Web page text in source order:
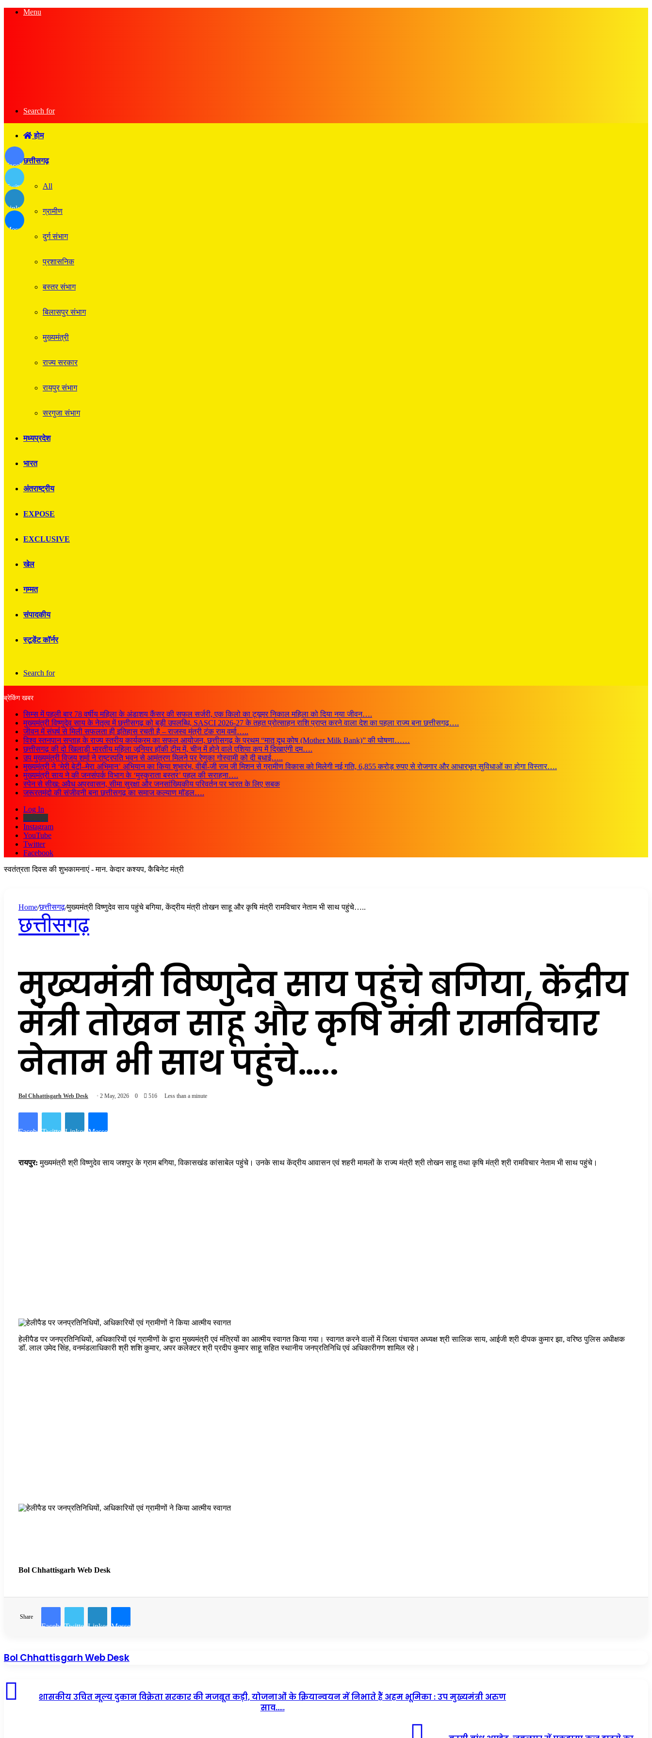
Menu
Search for
होम
छत्तीसगढ़
All
ग्रामीण
दुर्ग संभाग
प्रशासनिक
बस्तर संभाग
बिलासपुर संभाग
मुख्यमंत्री
राज्य सरकार
रायपुर संभाग
सरगुजा संभाग
मध्यप्रदेश
भारत
अंतराष्ट्रीय
EXPOSE
EXCLUSIVE
खेल
गम्मत
संपादकीय
स्टूडेंट कॉर्नर
Search for
ब्रेकिंग खबर
सिम्स में पहली बार 78 वर्षीय महिला के अंडाशय कैंसर की सफल सर्जरी, एक किलो का ट्यूमर निकाल महिला को दिया नया जीवन….
मुख्यमंत्री विष्णुदेव साय के नेतृत्व में छत्तीसगढ़ को बड़ी उपलब्धि, SASCI 2026-27 के तहत प्रोत्साहन राशि प्राप्त करने वाला देश का पहला राज्य बना छत्तीसगढ़….
जीवन में संघर्ष से मिली सफलता ही इतिहास रचती है – राजस्व मंत्री टंक राम वर्मा…..
विश्व स्तनपान सप्ताह के राज्य स्तरीय कार्यक्रम का सफल आयोजन, छत्तीसगढ़ के प्रथम “मातृ दूध कोष (Mother Milk Bank)” की घोषणा……
छत्तीसगढ़ की दो खिलाड़ी भारतीय महिला जूनियर हॉकी टीम में, चीन में होने वाले एशिया कप में दिखाएंगी दम….
उप मुख्यमंत्री विजय शर्मा ने राष्ट्रपति भवन से आमंत्रण मिलने पर रेणुका गोस्वामी को दी बधाई…..
मुख्यमंत्री ने ‘मेरी बेटी–मेरा अभिमान’ अभियान का किया शुभारंभ, वीबी-जी राम जी मिशन से ग्रामीण विकास को मिलेगी नई गति, 6,855 करोड़ रुपए से रोजगार और आधारभूत सुविधाओं का होगा विस्तार….
मुख्यमंत्री साय ने की जनसंपर्क विभाग के ‘मुस्कुराता बस्तर’ पहल की सराहना….
स्पेन से सीख: अवैध अप्रवासन, सीमा सुरक्षा और जनसांख्यिकीय परिवर्तन पर भारत के लिए सबक
जरूरतमंदो की संजीवनी बना छत्तीसगढ़ का समाज कल्याण मॉडल….
Log In
Instagram
YouTube
Twitter
Facebook
स्वतंत्रता दिवस की शुभकामनाएं - मान. केदार कश्यप, कैबिनेट मंत्री
Home/छत्तीसगढ़/मुख्यमंत्री विष्णुदेव साय पहुंचे बगिया, केंद्रीय मंत्री तोखन साहू और कृषि मंत्री रामविचार नेताम भी साथ पहुंचे…..
छत्तीसगढ़
मुख्यमंत्री विष्णुदेव साय पहुंचे बगिया, केंद्रीय
मंत्री तोखन साहू और कृषि मंत्री रामविचार
नेताम भी साथ पहुंचे…..
Bol Chhattisgarh Web Desk 2 May, 2026 0 516 Less than a minute
FacebookTwitter LinkedInMessenger
रायपुर: मुख्यमंत्री श्री विष्णुदेव साय जशपुर के ग्राम बगिया, विकासखंड कांसाबेल पहुंचे। उनके साथ केंद्रीय आवासन एवं शहरी मामलों के राज्य मंत्री श्री तोखन साहू तथा कृषि मंत्री श्री रामविचार नेताम भी साथ पहुंचे।
हेलीपैड पर जनप्रतिनिधियों, अधिकारियों एवं ग्रामीणों के द्वारा मुख्यमंत्री एवं मंत्रियों का आत्मीय स्वागत किया गया। स्वागत करने वालों में जिला पंचायत अध्यक्ष श्री सालिक साय, आईजी श्री दीपक कुमार झा, वरिष्ठ पुलिस अधीक्षक
डॉ. लाल उमेद सिंह, वनमंडलाधिकारी श्री शशि कुमार, अपर कलेक्टर श्री प्रदीप कुमार साहू सहित स्थानीय जनप्रतिनिधि एवं अधिकारीगण शामिल रहे।
Bol Chhattisgarh Web Desk
Share
FacebookTwitter LinkedInMessenger
Bol Chhattisgarh Web Desk
शासकीय उचित मूल्य दुकान विक्रेता सरकार की मजबूत कड़ी, योजनाओं के क्रियान्वयन में निभाते हैं अहम भूमिका : उप मुख्यमंत्री अरुण
साव…..
Facebook
Twitter
LinkedIn
Messenger